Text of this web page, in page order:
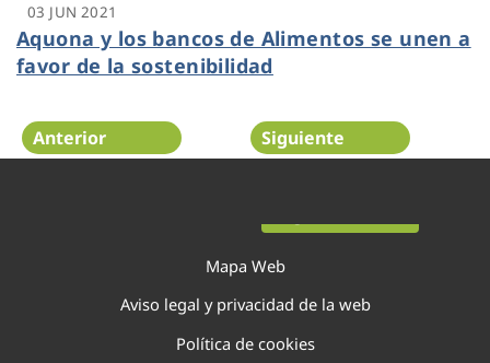
03 JUN 2021
Aquona y los bancos de Alimentos se unen a
favor de la sostenibilidad
Anterior Siguiente
Mapa Web
Aviso legal y privacidad de la web
Política de cookies